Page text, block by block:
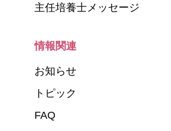
主任培養士メッセージ
情報関連
お知らせ
トピック
FAQ